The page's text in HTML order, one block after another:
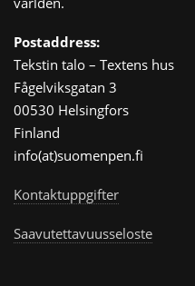
Postaddress:
Tekstin talo – Textens hus
Fågelviksgatan 3
00530 Helsingfors
Finland
info(at)suomenpen.fi
Kontaktuppgifter
Saavutettavuusseloste